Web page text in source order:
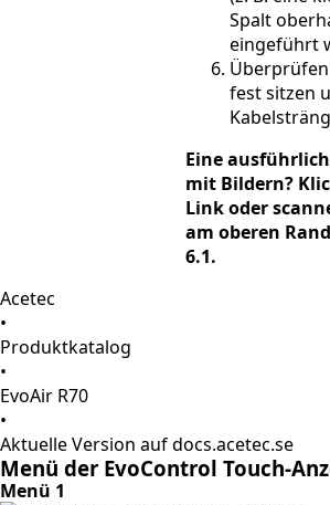
Spalt
eingeführt
Überprüfen
fest sitzen
Eine
mit Bildern?
Link oder
am oberen
6.1.
Acetec
•
Produktkatalog
•
EvoAir R70
•
Aktuelle Version auf docs.acetec.se
Menü der EvoControl Touch-
Menü 1